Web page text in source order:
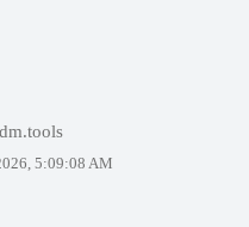
5:09:08 AM